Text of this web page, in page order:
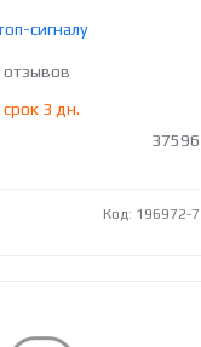
сигналу
отзывов
срок 3 дн.
37596
Код: 196972-7